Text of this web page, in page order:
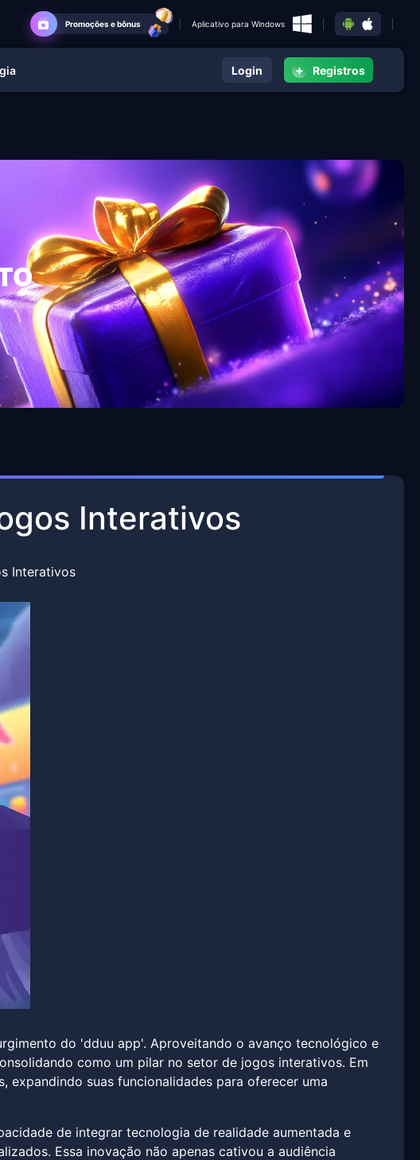
Promoções e bônus Aplicativo para Windows
Login + Registros
Interativos
Interativos
do 'dduu app'. Aproveitando o avanço tecnológico e
como um pilar no setor de jogos interativos. Em
expandindo suas funcionalidades para oferecer uma
de integrar tecnologia de realidade aumentada e
Essa inovação não apenas cativou a audiência